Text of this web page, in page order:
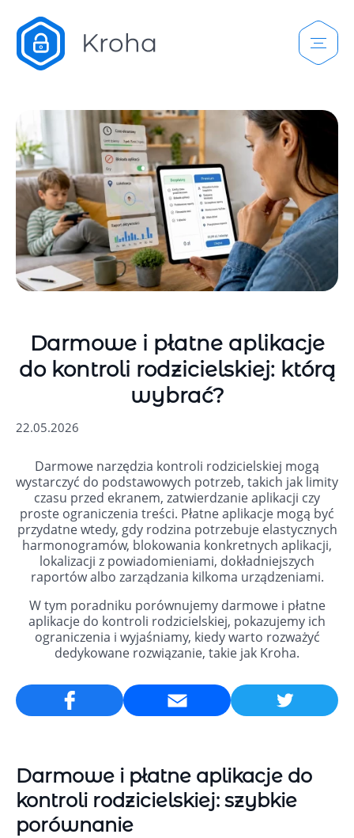
Darmowe i płatne aplikacje
do kontroli rodzicielskiej: którą
wybrać?
22.05.2026
Darmowe narzędzia kontroli rodzicielskiej mogą
wystarczyć do podstawowych potrzeb, takich jak limity
czasu przed ekranem, zatwierdzanie aplikacji czy
proste ograniczenia treści. Płatne aplikacje mogą być
przydatne wtedy, gdy rodzina potrzebuje elastycznych
harmonogramów, blokowania konkretnych aplikacji,
lokalizacji z powiadomieniami, dokładniejszych
raportów albo zarządzania kilkoma urządzeniami.
W tym poradniku porównujemy darmowe i płatne
aplikacje do kontroli rodzicielskiej, pokazujemy ich
ograniczenia i wyjaśniamy, kiedy warto rozważyć
dedykowane rozwiązanie, takie jak Kroha.
Email
Darmowe i płatne aplikacje do
kontroli rodzicielskiej: szybkie
porównanie